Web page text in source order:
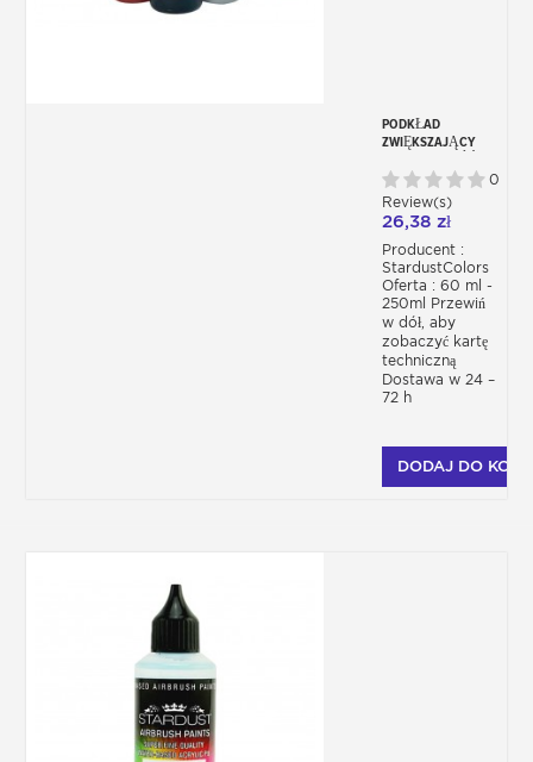
PODKŁAD
ZWIĘKSZAJĄCY
AKRYLOWY – PU DO
AEROGRAFU – 8
KOLORY
0
Review(s)
26,38 zł
Producent :
StardustColors
Oferta : 60 ml -
250ml Przewiń
w dół, aby
zobaczyć kartę
techniczną
Dostawa w 24 –
72 h
DODAJ DO